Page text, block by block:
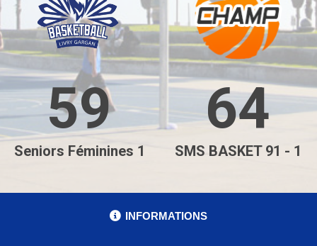
59 64
Seniors Féminines 1 SMS BASKET 91 - 1
INFORMATIONS